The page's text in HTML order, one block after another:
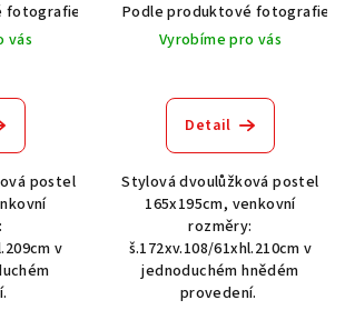
fotografie
Akát vintage BT1551
Dub světlý
vás
postel
v
Podle produktové fotografie
Vyrobíme pro vás
Detail
Stylová dvoulůžková postel
165x195cm, venkovní
rozměry:
š.172xv.108/61xhl.210cm v
jednoduchém hnědém
provedení.